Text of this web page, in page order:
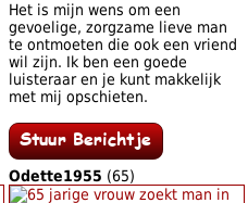
Het is mijn wens om een
gevoelige, zorgzame lieve man
te ontmoeten die ook een vriend
wil zijn. Ik ben een goede
luisteraar en je kunt makkelijk
met mij opschieten.
Odette1955 (65)